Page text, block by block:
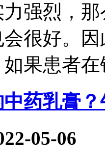
力强烈，
很好。
如果患者
药乳膏
05-06